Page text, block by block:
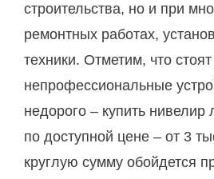
строительства, но и при
ремонтных работах,
техники. Отметим, что стоят
непрофессиональные
недорого – купить
по доступной цене – от 3
круглую сумму обойдется